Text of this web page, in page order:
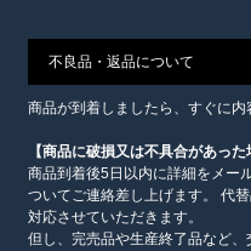
不良品・返品について
商品が到着しましたら、すぐに内
【商品に破損又は不具合があった
商品到着後5日以内に詳細をメー
ついてご連絡差し上げます。 代
対応させていただきます。
但し、完売品や生産終了品など